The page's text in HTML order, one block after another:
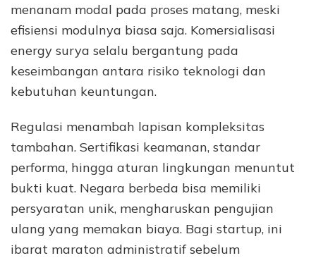
menanam modal pada proses matang, meski
efisiensi modulnya biasa saja. Komersialisasi
energy surya selalu bergantung pada
keseimbangan antara risiko teknologi dan
kebutuhan keuntungan.
Regulasi menambah lapisan kompleksitas
tambahan. Sertifikasi keamanan, standar
performa, hingga aturan lingkungan menuntut
bukti kuat. Negara berbeda bisa memiliki
persyaratan unik, mengharuskan pengujian
ulang yang memakan biaya. Bagi startup, ini
ibarat maraton administratif sebelum